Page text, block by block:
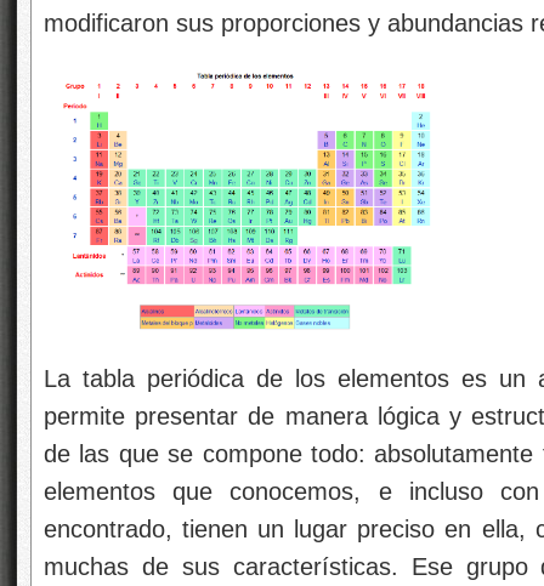
modificaron sus proporciones y abundancias
La tabla periódica de los elementos es un
permite presentar de manera lógica y
de las que se compone todo:
elementos que conocemos, e incluso
encontrado, tienen un lugar preciso en ella,
muchas de sus características. Ese grupo